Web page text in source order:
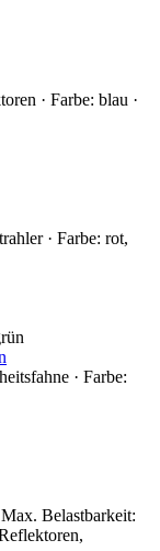
· Farbe: blau ·
· Farbe: rot,
· Farbe:
Belastbarkeit: